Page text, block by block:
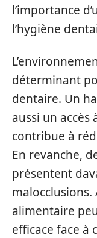
l’importance
l’hygiène
déterminant
dentaire. Un
aussi un accès
contribue à
En revanche,
présentent
alimentaire
efficace face à